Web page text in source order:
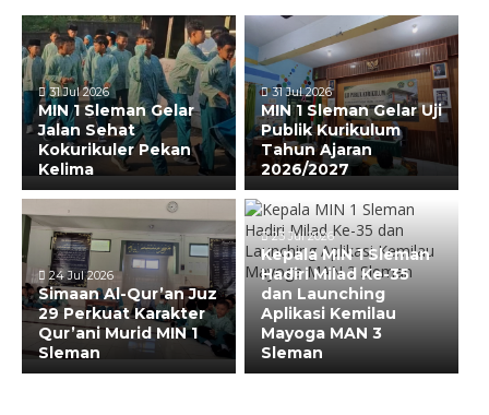
31 Jul 2026
MIN 1 Sleman Gelar
Jalan Sehat
Kokurikuler Pekan
Kelima
31 Jul 2026
MIN 1 Sleman Gelar Uji
Publik Kurikulum
Tahun Ajaran
2026/2027
24 Jul 2026
Simaan Al-Qur’an Juz
29 Perkuat Karakter
Qur’ani Murid MIN 1
Sleman
23 Jul 2026
Kepala MIN 1 Sleman
Hadiri Milad Ke-35
dan Launching
Aplikasi Kemilau
Mayoga MAN 3
Sleman